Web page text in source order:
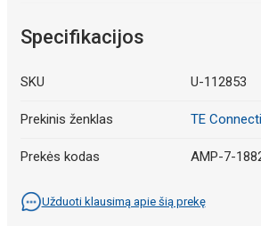
Specifikacijos
SKU U-112853
Prekinis ženklas TE
Prekės kodas AMP-7-
Užduoti klausimą apie šią prekę